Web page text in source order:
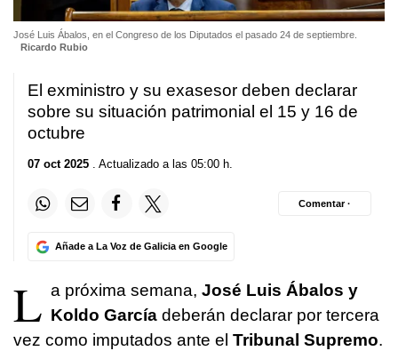
José Luis Ábalos, en el Congreso de los Diputados el pasado 24 de septiembre.
Ricardo Rubio
El exministro y su exasesor deben declarar
sobre su situación patrimonial el 15 y 16 de
octubre
07 oct 2025 . Actualizado a las 05:00 h.
Añade a La Voz de Galicia en Google
Comentar ·
L a próxima semana, José Luis Ábalos y
Koldo García deberán declarar por tercera
vez como imputados ante el Tribunal Supremo.